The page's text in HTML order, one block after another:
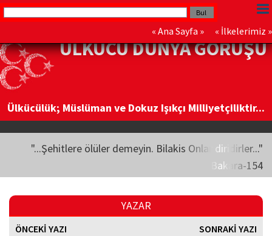
« Ana Sayfa » « İlkelerimiz »
ÜLKÜCÜ DÜNYA GÖRÜŞÜ
Ülkücülük; Müslüman ve Dokuz Işıkçı Milliyetçiliktir...
"...Şehitlere ölüler demeyin. Bilakis Onlar diridirler..."
Bakara-154
YAZAR
ÖNCEKİ YAZI SONRAKİ YAZI